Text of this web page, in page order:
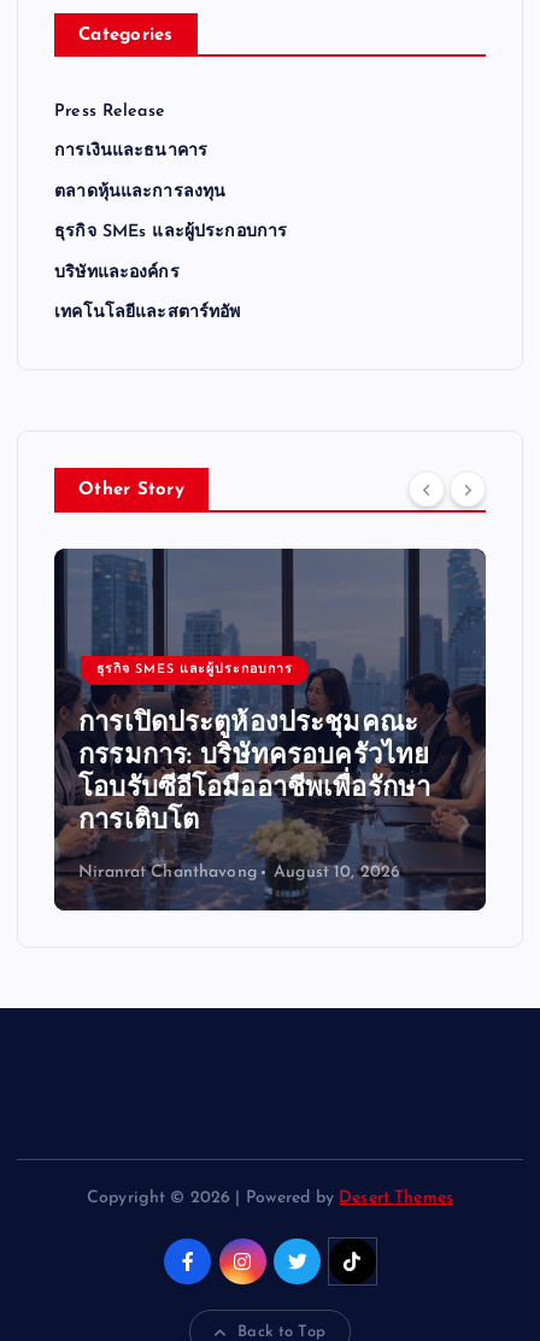
Categories
Press Release
การเงินและธนาคาร
ตลาดหุ้นและการลงทุน
ธุรกิจ SMEs และผู้ประกอบการ
บริษัทและองค์กร
เทคโนโลยีและสตาร์ทอัพ
Other Story
ธุรกิจ SMES และผู้ประกอบการ
การเปิดประตูห้องประชุมคณะ
กรรมการ: บริษัทครอบครัวไทย
โอบรับซีอีโอมืออาชีพเพื่อรักษา
การเติบโต
Niranrat Chanthavong August 10, 2026
Copyright © 2026 | Powered by Desert Themes
Back to Top